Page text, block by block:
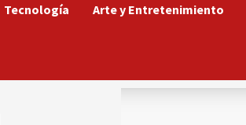
Tecnología Arte y Entretenimiento